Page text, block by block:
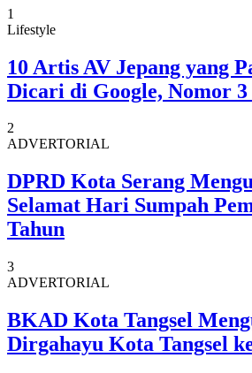
1
Lifestyle
10 Artis AV Jepang yang
Dicari di Google, Nomor
2
ADVERTORIAL
DPRD Kota Serang
Selamat Hari Sumpah
Tahun
3
ADVERTORIAL
BKAD Kota Tangsel
Dirgahayu Kota Tangsel